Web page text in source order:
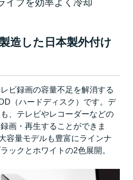
造した日本製外付け
ビ録画の容量不足を解消する
（ハードディスク）です。デ
、テレビやレコーダーなどの
画・再生することができま
容量モデルも豊富にラインナ
ックとホワイトの2色展開。